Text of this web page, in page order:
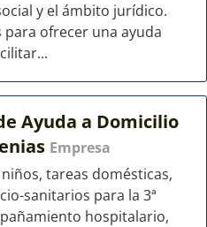
y el ámbito jurídico.
para ofrecer una ayuda
Ayuda a Domicilio
Empresa
tareas domésticas,
sanitarios para la 3ª
hospitalario,